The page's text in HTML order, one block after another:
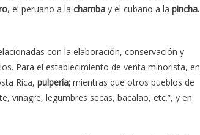
el peruano a la chamba y el cubano a la pincha.
con la elaboración, conservación y
Para el establecimiento de venta minorista, en
Rica, pulpería; mientras que otros pueblos de
vinagre, legumbres secas, bacalao, etc.”, y en